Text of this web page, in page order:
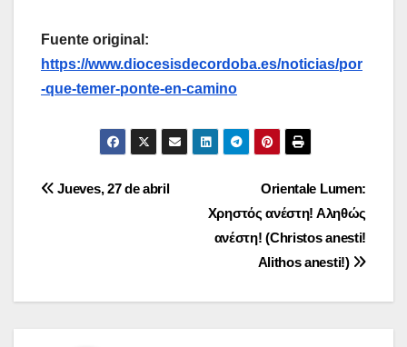
Fuente original:
https://www.diocesisdecordoba.es/noticias/por
-que-temer-ponte-en-camino
Navegación
Orientale Lumen:
Χρηστός ανέστη! Αληθώς
ανέστη! (Christos anesti!
Alithos anesti!)
Jueves, 27 de abril